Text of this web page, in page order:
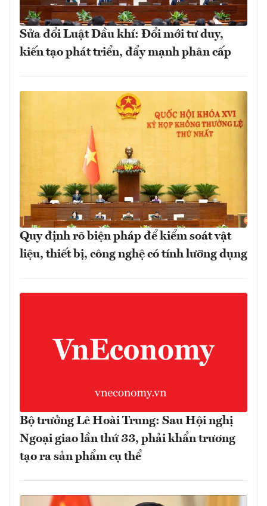
Sửa đổi Luật Dầu khí: Đổi mới tư duy,
kiến tạo phát triển, đẩy mạnh phân cấp
Quy định rõ biện pháp để kiểm soát vật
liệu, thiết bị, công nghệ có tính lưỡng dụng
Bộ trưởng Lê Hoài Trung: Sau Hội nghị
Ngoại giao lần thứ 33, phải khẩn trương
tạo ra sản phẩm cụ thể